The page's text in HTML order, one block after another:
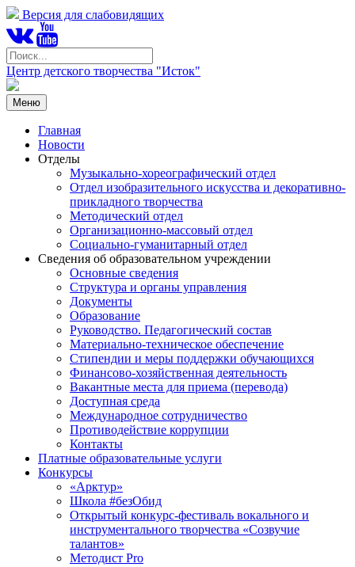
Версия для слабовидящих
Центр детского творчества "Исток"
Меню
Главная
Новости
Отделы
Музыкально-хореографический отдел
Отдел изобразительного искусства и декоративно-
прикладного творчества
Методический отдел
Организационно-массовый отдел
Социально-гуманитарный отдел
Сведения об образовательном учреждении
Основные сведения
Структура и органы управления
Документы
Образование
Руководство. Педагогический состав
Материально-техническое обеспечение
Стипендии и меры поддержки обучающихся
Финансово-хозяйственная деятельность
Вакантные места для приема (перевода)
Доступная среда
Международное сотрудничество
Противодействие коррупции
Контакты
Платные образовательные услуги
Конкурсы
«Арктур»
Школа #безОбид
Открытый конкурс-фестиваль вокального и
инструментального творчества «Созвучие
талантов»
Методист Pro